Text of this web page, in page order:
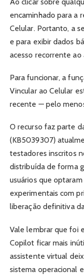
encaminhado para a
Celular. Portanto, a
e para exibir dados
acesso recorrente ao
Para funcionar, a
Vincular ao Celular
recente — pelo
O recurso faz parte
(KB5039307)
testadores inscritos
distribuída de forma
usuários que
experimentais com
liberação definitiva
Vale lembrar que foi
Copilot ficar mais
assistente virtual
sistema operacional